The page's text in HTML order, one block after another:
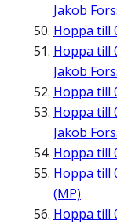
Jakob
Hoppa till
Hoppa till
Jakob
Hoppa till
Hoppa till
Jakob
Hoppa till
Hoppa till
(MP)
Hoppa till